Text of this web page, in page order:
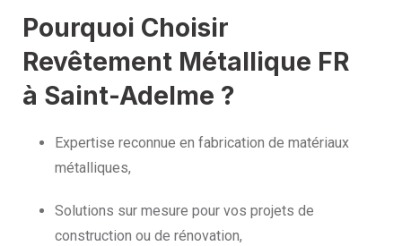
Pourquoi Choisir
Revêtement Métallique FR
à Saint-Adelme ?
Expertise reconnue en fabrication de matériaux
métalliques,
Solutions sur mesure pour vos projets de
construction ou de rénovation,